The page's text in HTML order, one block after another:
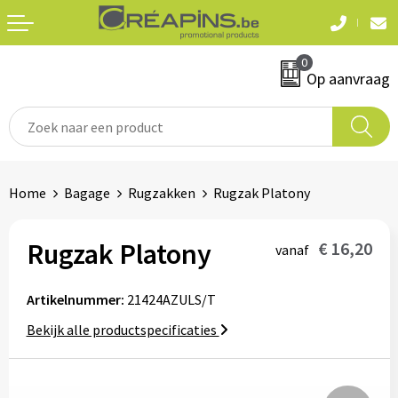
0
Op aanvraag
T-shirts
Sweaters en hoodies
Fleeces
Hemden
Automerken
Snoepgoed
Waterflesjes
Home Bagage Rugzakken Rugzak Platony
Rugzak Platony vanaf € 16,20
Artikelnummer: 21424AZULS/T
Bekijk alle productspecificaties